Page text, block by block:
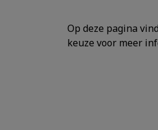
Op deze pagina
keuze voor meer